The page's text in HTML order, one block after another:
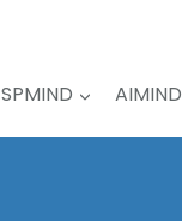
SPMIND AIMIND